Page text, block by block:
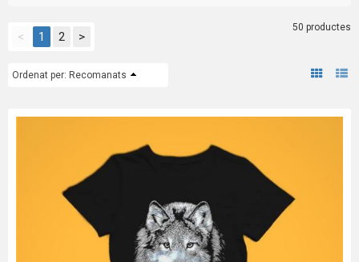
< 1 2 >
50 productes
Ordenat per: Recomanats